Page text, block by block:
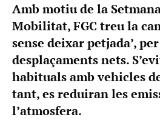
Amb motiu de la
Mobilitat, FGC treu la
sense deixar petjada’,
desplaçaments nets.
habituals amb vehicles
tant, es reduiran les
l’atmosfera.